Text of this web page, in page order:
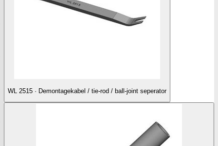
WL 2515 · Demontagekabel / tie-rod / ball-joint seperator